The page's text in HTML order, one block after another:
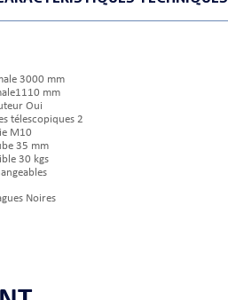
3000 mm
mm
Oui
télescopiques 2
M10
35 mm
30 kgs
Noires